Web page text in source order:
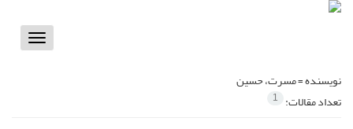
Toggle
نویسنده =مسرت، حسین
تعداد مقالات: 1